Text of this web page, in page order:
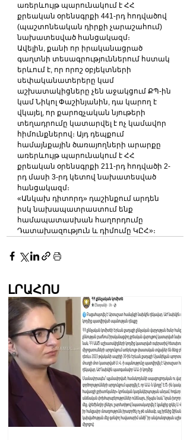
առերևույթ պարունակում է ՀՀ
քրեական օրենսգրքի 441-րդ հոդվածով
(պաշտոնեական դիրքի չարաշահում)
նախատեսված հանցակազմ։
Ավելին, քանի որ իրականացրած
գաղտնի տեսագրություններում հստակ
երևում է, որ որոշ օբյեկտների
սեփականատերերը կամ
աշխատակիցները չեն աջակցում ՔՊ-ին
կամ Նիկոլ Փաշինյանին, դա կարող է
վկայել, որ քարոզչական նյութերի
տեղադրումը կատարվել է ոչ կամավոր
հիմունքներով։ Այդ դեպքում
համայնքային ծառայողների արարքը
առերևույթ պարունակում է ՀՀ
քրեական օրենսգրքի 211-րդ հոդվածի 2-
րդ մասի 3-րդ կետով նախատեսված
հանցակազմ։
«Անկախ դիտորդ» դաշինքում արդեն
իսկ նախապատրաստում ենք
համապատասխան հաղորդումը
Դատախազություն և դիմումը ԿԸՀ»։
ԼՐԱՀՈՍ